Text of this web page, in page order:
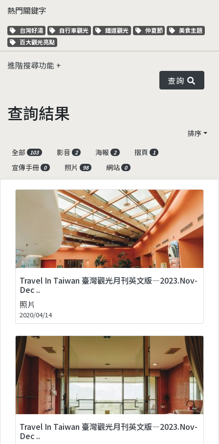
熱門關鍵字
關鍵字標籤
台灣好湯 關鍵字標籤
自行車觀光 關鍵字標籤
鐵道觀光 關鍵字標籤
仲夏節 關鍵字標籤
美食主題
關鍵字標籤
百大觀光亮點
進階搜尋功能
查詢
查詢結果
排序
全部
103 影音 2 海報 2 摺頁 1
宣傳手冊 0 照片 98 網站 0
Travel In Taiwan 臺灣觀光月刊英文版—2023.Nov-
Dec ..
照片
2020/04/14
Travel In Taiwan 臺灣觀光月刊英文版—2023.Nov-
Dec ..